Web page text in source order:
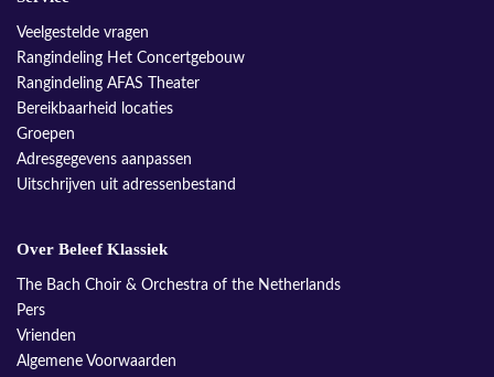
Veelgestelde vragen
Rangindeling Het Concertgebouw
Rangindeling AFAS Theater
Bereikbaarheid locaties
Groepen
Adresgegevens aanpassen
Uitschrijven uit adressenbestand
Over Beleef Klassiek
The Bach Choir & Orchestra of the Netherlands
Pers
Vrienden
Algemene Voorwaarden